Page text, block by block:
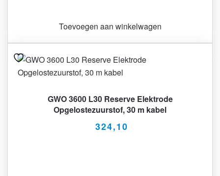
Toevoegen aan winkelwagen
GWO 3600 L30 Reserve Elektrode
Opgelostezuurstof, 30 m kabel
324,10